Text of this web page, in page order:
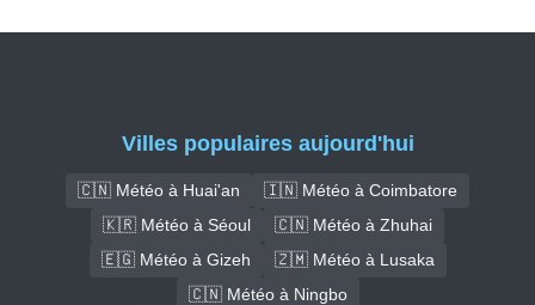
Villes populaires aujourd'hui
🇨🇳 Météo à Huai'an
🇮🇳 Météo à Coimbatore
🇰🇷 Météo à Séoul
🇨🇳 Météo à Zhuhai
🇪🇬 Météo à Gizeh
🇿🇲 Météo à Lusaka
🇨🇳 Météo à Ningbo